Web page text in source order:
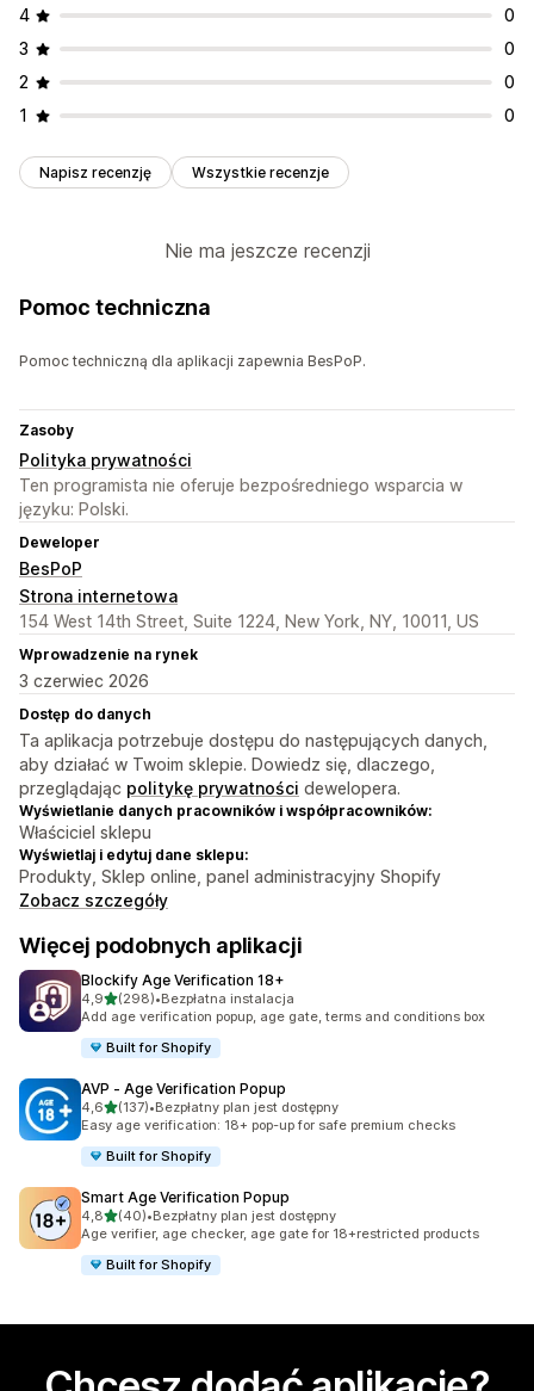
4
0
3
0
2
0
1
0
Napisz recenzję Wszystkie recenzje
Nie ma jeszcze recenzji
Pomoc techniczna
Pomoc techniczną dla aplikacji zapewnia BesPoP.
Zasoby
Polityka prywatności
Ten programista nie oferuje bezpośredniego wsparcia w
języku: Polski.
Deweloper
BesPoP
Strona internetowa
154 West 14th Street, Suite 1224, New York, NY, 10011, US
Wprowadzenie na rynek
3 czerwiec 2026
Dostęp do danych
Ta aplikacja potrzebuje dostępu do następujących danych,
aby działać w Twoim sklepie. Dowiedz się, dlaczego,
przeglądając politykę prywatności dewelopera.
Wyświetlanie danych pracowników i współpracowników:
Właściciel sklepu
Wyświetlaj i edytuj dane sklepu:
Produkty, Sklep online, panel administracyjny Shopify
Zobacz szczegóły
Więcej podobnych aplikacji
Blockify Age Verification 18+
4,9na 5 gwiazdek
(298)
Łączna liczba recenzji: 298
•Bezpłatna instalacja
Add age verification popup, age gate, terms and conditions box
Built for Shopify
AVP ‑ Age Verification Popup
4,6na 5 gwiazdek
(137)
Łączna liczba recenzji: 137
•Bezpłatny plan jest dostępny
Easy age verification: 18+ pop-up for safe premium checks
Built for Shopify
Smart Age Verification Popup
4,8na 5 gwiazdek
(40)
Łączna liczba recenzji: 40
•Bezpłatny plan jest dostępny
Age verifier, age checker, age gate for 18+restricted products
Built for Shopify